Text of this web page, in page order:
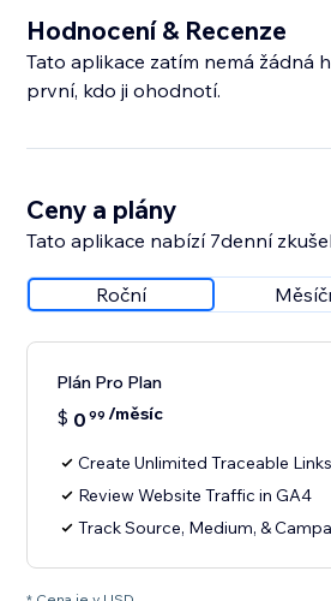
Hodnocení & Recenze
Tato aplikace zatím nemá žádná
první, kdo ji ohodnotí.
Ceny a plány
Tato aplikace nabízí 7denní
Roční
Plán Pro Plan
$ 0 99 /měsíc
Create Unlimited Traceable Links
Review Website Traffic in GA4
Track Source, Medium, &